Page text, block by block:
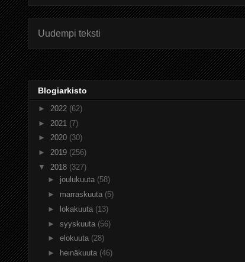
Uudempi teksti
Blogiarkisto
► 2022 (62)
► 2021 (7)
► 2020 (30)
► 2019 (256)
▼ 2018 (327)
► joulukuuta (58)
► marraskuuta (5)
►
lokakuuta (13)
► syyskuuta (56)
► elokuuta (28)
►
heinäkuuta (46)